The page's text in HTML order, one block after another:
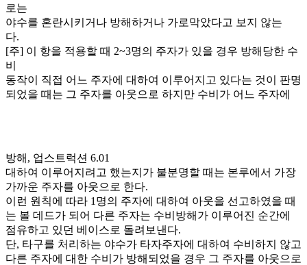
로는
야수를 혼란시키거나 방해하거나 가로막았다고 보지 않는
다.
[주] 이 항을 적용할 때 2~3명의 주자가 있을 경우 방해당한 수
비
동작이 직접 어느 주자에 대하여 이루어지고 있다는 것이 판명
되었을 때는 그 주자를 아웃으로 하지만 수비가 어느 주자에
방해, 업스트럭션 6.01
대하여 이루어지려고 했는지가 불분명할 때는 본루에서 가장
가까운 주자를 아웃으로 한다.
이런 원칙에 따라 1명의 주자에 대하여 아웃을 선고하였을 때
는 볼 데드가 되어 다른 주자는 수비방해가 이루어진 순간에
점유하고 있던 베이스로 돌려보낸다.
단, 타구를 처리하는 야수가 타자주자에 대하여 수비하지 않고
다른 주자에 대한 수비가 방해되었을 경우 그 주자를 아웃으로